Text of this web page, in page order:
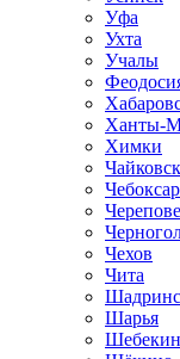
Уфа
Ухта
Учалы
Ханты-
Химки
Чехов
Чита
Шарья